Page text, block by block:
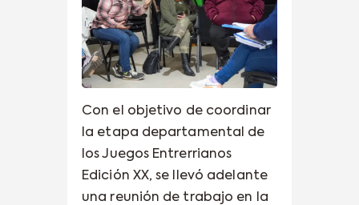
Con el objetivo de coordinar
la etapa departamental de
los Juegos Entrerrianos
Edición XX, se llevó adelante
una reunión de trabajo en la